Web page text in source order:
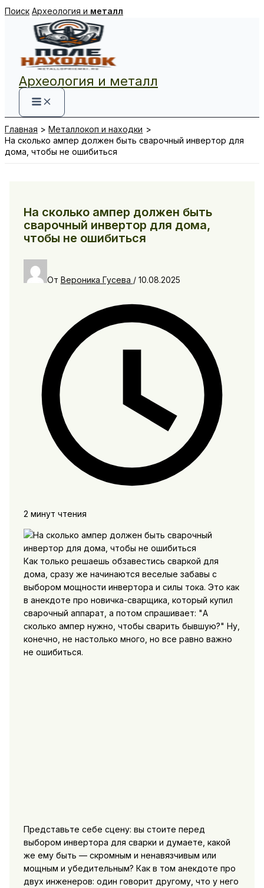
Перейти
содержимому
Поиск Археология и металл
Археология и металл
Главная
Металлокоп и находки
На сколько ампер должен быть сварочный инвертор для
дома, чтобы не ошибиться
На сколько ампер должен быть
сварочный инвертор для дома,
чтобы не ошибиться
От Вероника Гусева / 10.08.2025
2 минут чтения
Как только решаешь обзавестись сваркой для
дома, сразу же начинаются веселые забавы с
выбором мощности инвертора и силы тока. Это как
в анекдоте про новичка-сварщика, который купил
сварочный аппарат, а потом спрашивает: "А
сколько ампер нужно, чтобы сварить бывшую?" Ну,
конечно, не настолько много, но все равно важно
не ошибиться.
Представьте себе сцену: вы стоите перед
выбором инвертора для сварки и думаете, какой
же ему быть — скромным и ненавязчивым или
мощным и убедительным? Как в том анекдоте про
двух инженеров: один говорит другому, что у него